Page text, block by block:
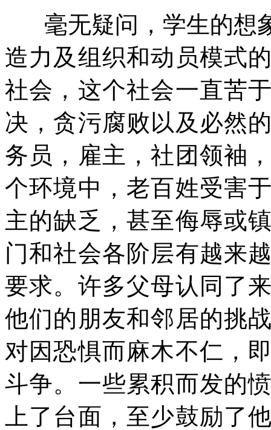
毫无疑问，学生的想
造力及组织和动员模式
社会，这个社会一直苦
决，贪污腐败以及必然
务员，雇主，社团领袖
个环境中，老百姓受害
主的缺乏，甚至侮辱或
门和社会各阶层有越来
要求。许多父母认同了
他们的朋友和邻居的挑
对因恐惧而麻木不仁，
斗争。一些累积而发的
上了台面，至少鼓励了